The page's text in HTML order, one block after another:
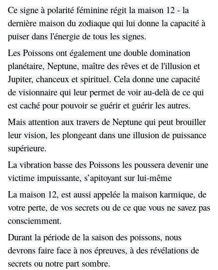
Ce signe à polarité féminine régit la maison 12 - la
dernière maison du zodiaque qui lui donne la capacité à
puiser dans l'énergie de tous les signes.
Les Poissons ont également une double domination
planétaire, Neptune, maître des rêves et de l'illusion et
Jupiter, chanceux et spirituel. Cela donne une capacité
de visionnaire qui leur permet de voir au-delà de ce qui
est caché pour pouvoir se guérir et guérir les autres.
Mais attention aux travers de Neptune qui peut brouiller
leur vision, les plongeant dans une illusion de puissance
supérieure.
La vibration basse des Poissons les poussera devenir une
victime impuissante, s’apitoyant sur lui-même
La maison 12, est aussi appelée la maison karmique, de
votre perte, de vos secrets ou de ce que vous ne savez pas
consciemment.
Durant la période de la saison des poissons, nous
devrons faire face à nos épreuves, à des révélations de
secrets ou notre part sombre.